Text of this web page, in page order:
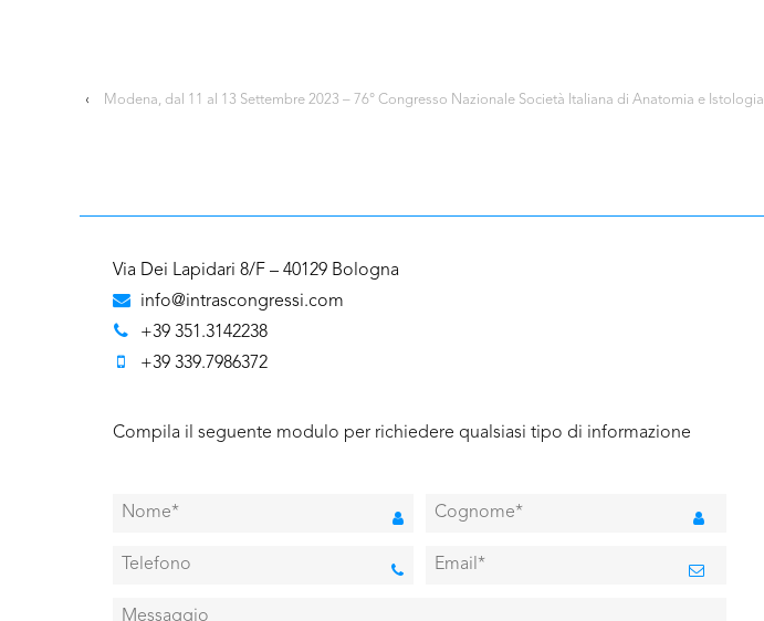
‹ Modena, dal 11 al 13 Settembre 2023 – 76° Congresso Nazionale Società Italiana di Anatomia e Istologia
Via Dei Lapidari 8/F – 40129 Bologna
info@intrascongressi.com
+39 351.3142238
+39 339.7986372
Compila il seguente modulo per richiedere qualsiasi tipo di informazione